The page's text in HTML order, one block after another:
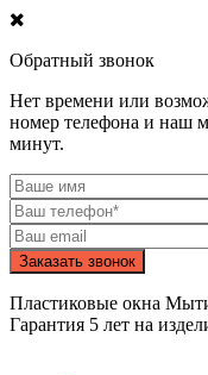
Обратный звонок
Нет времени или
номер телефона и наш
минут.
Пластиковые окна
Гарантия 5 лет на